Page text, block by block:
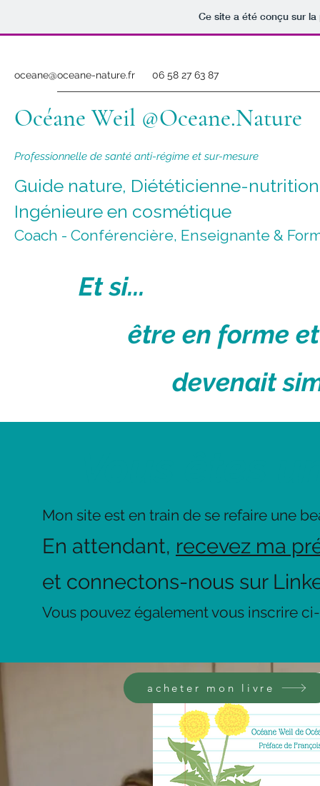
Ce site a été conçu sur
oceane@oceane-nature.fr 06 58 27 63 87
Océane Weil @Oceane.Nature
Professionnelle de santé anti-régime et sur-mesure
Guide nature, Diététicienne-
Ingénieure en cosmétique
Coach - Conférencière, Enseignante &
Et si...
être en forme
devenait
Mon site est en train de se refaire une
En attendant, recevez ma
et connectons-nous sur
Vous pouvez également vous inscrire
acheter mon livre